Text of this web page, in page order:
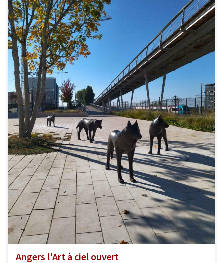
Angers l'Art à ciel ouvert